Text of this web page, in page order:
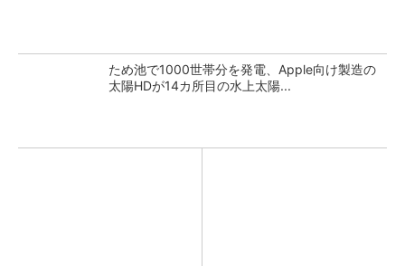
ため池で1000世帯分を発電、Apple向け製造の
太陽HDが14カ所目の水上太陽...